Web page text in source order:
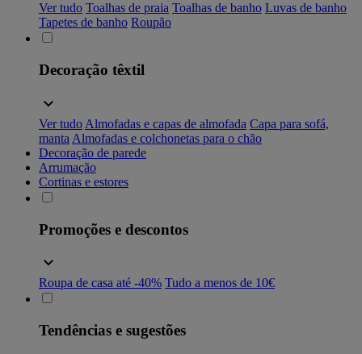
Ver tudo Toalhas de praia Toalhas de banho Luvas de banho
Tapetes de banho Roupão
Decoração têxtil
Ver tudo Almofadas e capas de almofada Capa para sofá,
manta Almofadas e colchonetas para o chão
Decoração de parede
Arrumação
Cortinas e estores
Promoções e descontos
Roupa de casa até -40% Tudo a menos de 10€
Tendências e sugestões